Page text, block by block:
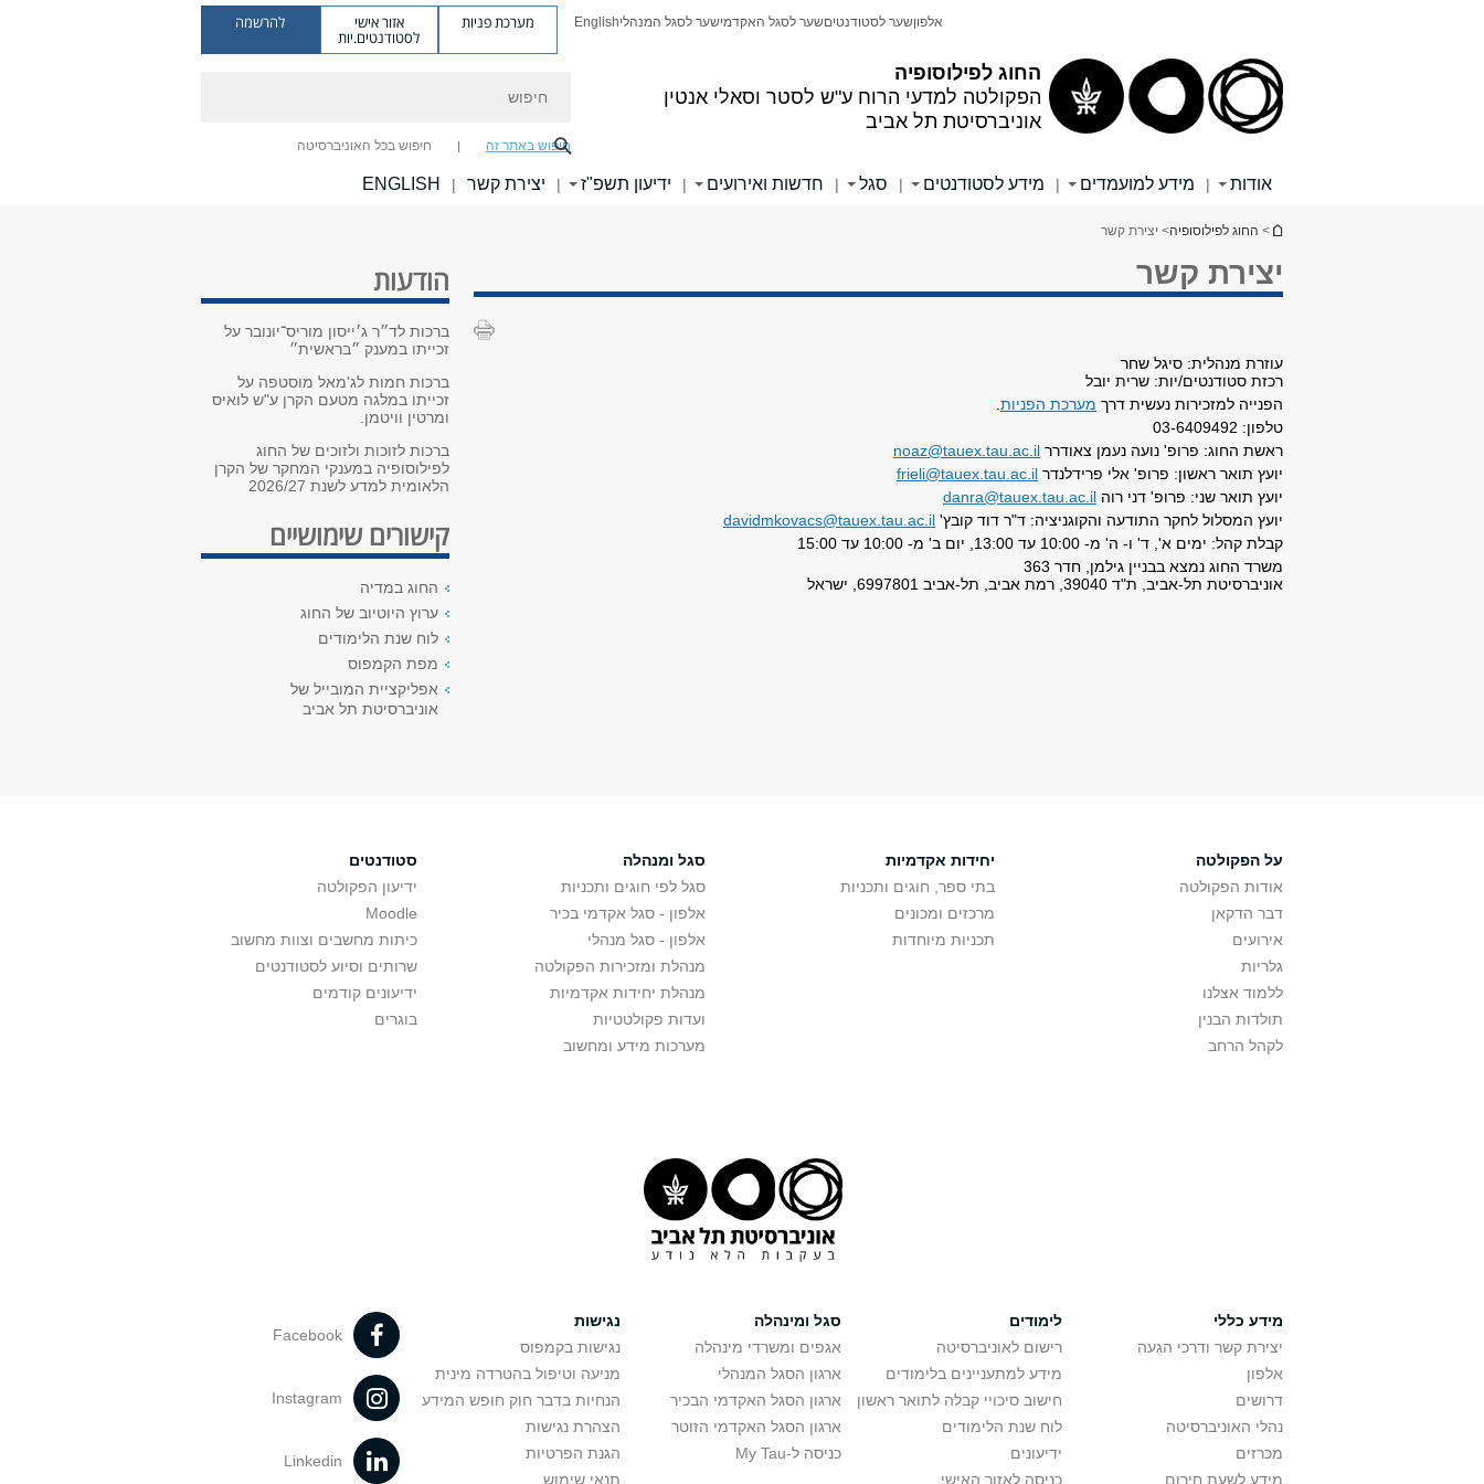
החוג לפילוסופיה
הפקולטה למדעי הרוח ע"ש לסטר וסאלי אנטין
אוניברסיטת תל אביב
אלפוןשער לסטודנטיםשער לסגל האקדמישער לסגל המנהליEnglish מערכת פניות אזור אישי
לסטודנטים.יות
להרשמה
חיפוש באתר זה חיפוש בכל האוניברסיטה
אודות | מידע למועמדים | מידע לסטודנטים | סגל | חדשות ואירועים | ידיעון תשפ"ז | יצירת קשר |
ENGLISH
הינך נמצא כאן
> החוג לפילוסופיה> יצירת קשר
יצירת קשר
עוזרת מנהלית: סיגל שחר
רכזת סטודנטים/יות: שרית יובל
הפנייה למזכירות נעשית דרך מערכת הפניות
טלפון: 03-6409492
ראשת החוג: פרופ' נועה נעמן צאודרר noaz@tauex.tau.ac.il
יועץ תואר ראשון: פרופ' אלי פרידלנדר frieli@tauex.tau.ac.il
יועץ תואר שני: פרופ' דני רוה danra@tauex.tau.ac.il
יועץ המסלול לחקר התודעה והקוגניציה: ד"ר דוד קובץ' davidmkovacs@tauex.tau.ac.il
קבלת קהל: ימים א', ד' ו- ה' מ- 10:00 עד 13:00, יום ב' מ- 10:00 עד 15:00
משרד החוג נמצא בבניין גילמן, חדר 363
אוניברסיטת תל-אביב, ת"ד 39040, רמת אביב, תל-אביב 6997801, ישראל
הודעות
ברכות לד״ר ג׳ייסון מוריס־יונובר על
זכייתו במענק ״בראשית״
ברכות חמות לג'מאל מוסטפה על
זכייתו במלגה מטעם הקרן ע"ש לואיס
ומרטין וויטמן.
ברכות לזוכות ולזוכים של החוג
לפילוסופיה במענקי המחקר של הקרן
הלאומית למדע לשנת 2026/27
קישורים שימושיים
החוג במדיה
ערוץ היוטיוב של החוג
לוח שנת הלימודים
מפת הקמפוס
אפליקציית המובייל של
אוניברסיטת תל אביב
על הפקולטה
אודות הפקולטה
דבר הדקאן
אירועים
גלריות
ללמוד אצלנו
תולדות הבנין
לקהל הרחב
יחידות אקדמיות
בתי ספר, חוגים ותכניות
מרכזים ומכונים
תכניות מיוחדות
סגל ומנהלה
סגל לפי חוגים ותכניות
אלפון - סגל אקדמי בכיר
אלפון - סגל מנהלי
מנהלת ומזכירות הפקולטה
מנהלת יחידות אקדמיות
ועדות פקולטטיות
מערכות מידע ומחשוב
סטודנטים
ידיעון הפקולטה
Moodle
כיתות מחשבים וצוות מחשוב
שרותים וסיוע לסטודנטים
ידיעונים קודמים
בוגרים
מידע כללי
יצירת קשר ודרכי הגעה
אלפון
דרושים
נהלי האוניברסיטה
מכרזים
מידע לשעת חירום
לימודים
רישום לאוניברסיטה
מידע למתעניינים בלימודים
חישוב סיכויי קבלה לתואר ראשון
לוח שנת הלימודים
ידיעונים
כניסה לאזור האישי
סגל ומינהלה
אגפים ומשרדי מינהלה
ארגון הסגל המנהלי
ארגון הסגל האקדמי הבכיר
ארגון הסגל האקדמי הזוטר
כניסה ל-My Tau
נגישות
נגישות בקמפוס
מניעה וטיפול בהטרדה מינית
הנחיות בדבר חוק חופש המידע
הצהרת נגישות
הגנת הפרטיות
תנאי שימוש
Facebook
Instagram
Linkedin